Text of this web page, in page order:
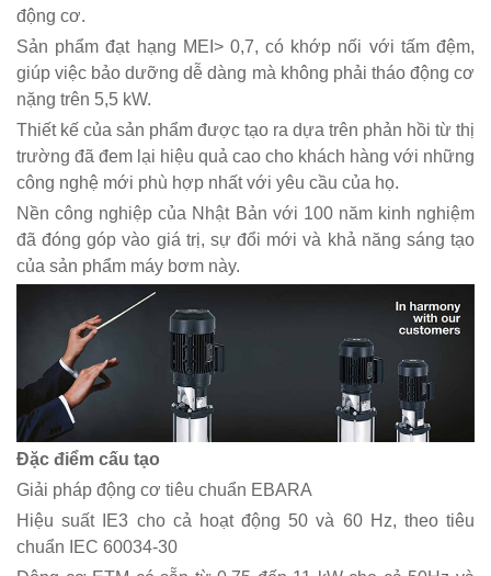
động cơ.
Sản phẩm đạt hạng MEI> 0,7, có khớp nối với tấm đệm,
giúp việc bảo dưỡng dễ dàng mà không phải tháo động cơ
nặng trên 5,5 kW.
Thiết kế của sản phẩm được tạo ra dựa trên phản hồi từ thị
trường đã đem lại hiệu quả cao cho khách hàng với những
công nghệ mới phù hợp nhất với yêu cầu của họ.
Nền công nghiệp của Nhật Bản với 100 năm kinh nghiệm
đã đóng góp vào giá trị, sự đổi mới và khả năng sáng tạo
của sản phẩm máy bơm này.
Đặc điểm cấu tạo
Giải pháp động cơ tiêu chuẩn EBARA
Hiệu suất IE3 cho cả hoạt động 50 và 60 Hz, theo tiêu
chuẩn IEC 60034-30